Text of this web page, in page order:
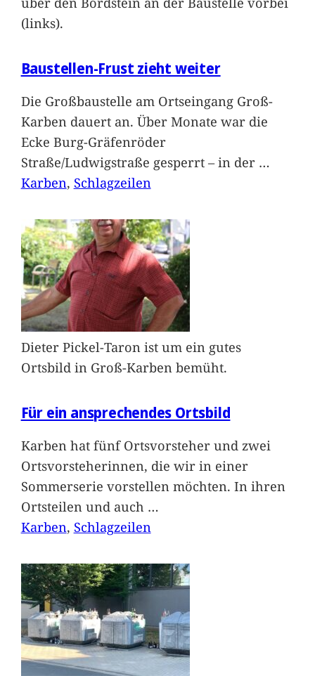
(links).
Baustellen-Frust zieht weiter
Die Großbaustelle am Ortseingang Groß-
Karben dauert an. Über Monate war die
Ecke Burg-Gräfenröder
Straße/Ludwigstraße gesperrt – in der …
Karben, Schlagzeilen
Dieter Pickel-Taron ist um ein gutes
Ortsbild in Groß-Karben bemüht.
Für ein ansprechendes Ortsbild
Karben hat fünf Ortsvorsteher und zwei
Ortsvorsteherinnen, die wir in einer
Sommerserie vorstellen möchten. In ihren
Ortsteilen und auch …
Karben, Schlagzeilen